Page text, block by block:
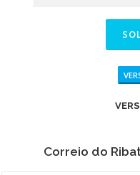
Correio do